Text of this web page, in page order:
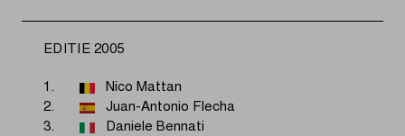
EDITIE 2005
1.
Nico Mattan
2.
Juan-Antonio Flecha
3.
Daniele Bennati